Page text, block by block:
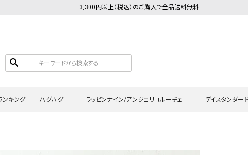
3,300円以上（税込）のご購入で全品送料無料
search
ンキング ハグハグ ラッピンナイン/アンジェリコルーチェ デイスタンダー